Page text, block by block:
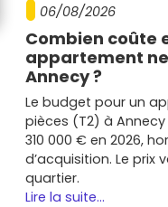
06/08/2026
Combien coûte
appartement
Annecy ?
Le budget pour un
pièces (T2) à
310 000 € en 2026,
d’acquisition. Le prix
quartier.
Lire la suite...